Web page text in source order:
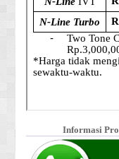
Informasi